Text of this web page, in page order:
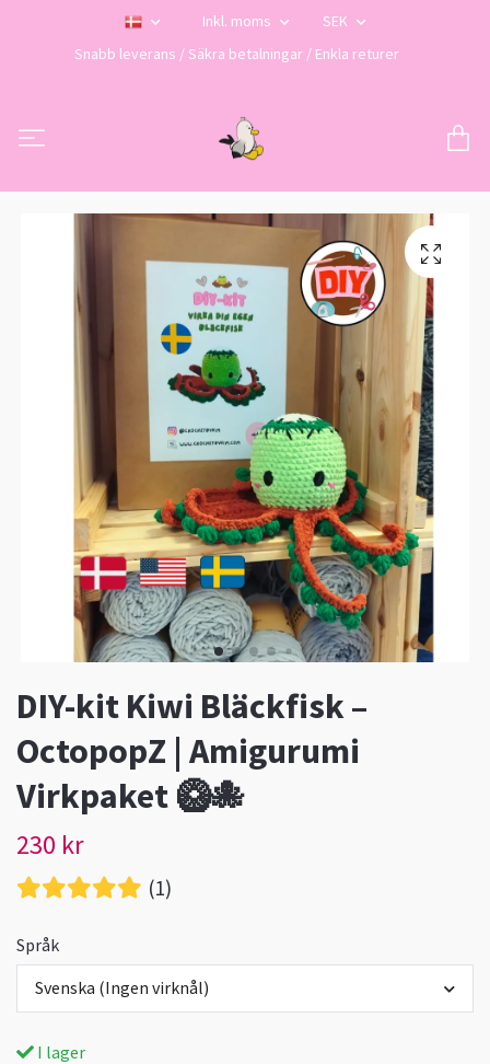
Inkl. moms
SEK
Snabb leverans / Säkra betalningar / Enkla returer
DIY-kit Kiwi Bläckfisk –
OctopopZ | Amigurumi
Virkpaket 🥝🐙
230 kr
(1)
Språk
Svenska (Ingen virknål)
I lager